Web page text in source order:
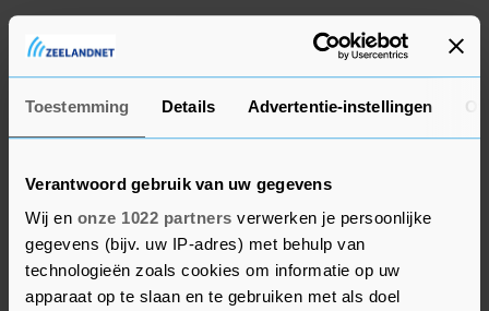
Toestemming Details Advertentie-instellingen
Verantwoord gebruik van uw gegevens
Wij en onze 1022 partners verwerken je persoonlijke
gegevens (bijv. uw IP-adres) met behulp van
technologieën zoals cookies om informatie op uw
apparaat op te slaan en te gebruiken met als doel
Aanscherping
PSV scherpte de beveiliging in het Philips-stadion
enkele weken geleden al aan, nadat tijdens de
het veld de keeper van de Spanjaarden had
aangevallen. "Na die wedstrijd hebben wij zaken
qua beveiliging en stewards al anders ingeregeld
en aangepast", zegt een woordvoerster van PSV.